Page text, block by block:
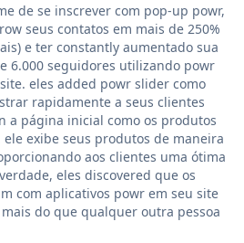
de se inscrever com pop-up powr,
seus contatos em mais de 250%
e ter constantly aumentado sua
6.000 seguidores utilizando powr
eles added powr slider como
rapidamente a seus clientes
a página inicial como os produtos
exibe seus produtos de maneira
aos clientes uma ótima
eles discovered que os
com aplicativos powr em seu site
do que qualquer outra pessoa